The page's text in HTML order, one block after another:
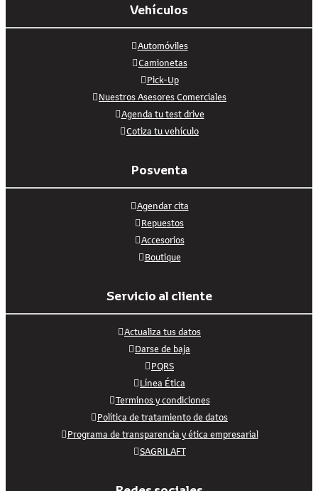
Vehículos
Automóviles
Camionetas
Pick-Up
Nuestros Asesores Comerciales
Agenda tu test drive
Cotiza tu vehículo
Posventa
Agendar cita
Repuestos
Accesorios
Boutique
Servicio al cliente
Actualiza tus datos
Darse de baja
PQRS
Línea Ética
Terminos y condiciones
Política de tratamiento de datos
Programa de transparencia y ética empresarial
SAGRILAFT